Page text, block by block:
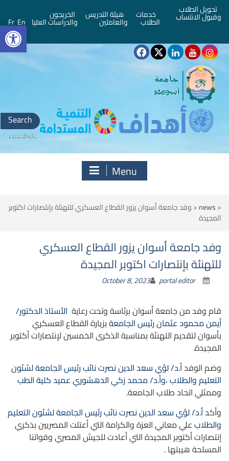
تحويل الطلاب
وقبول الانتساب خدمات
الطلاب
هيئة التدريس
والعاملين
الخريجون
والدراسات العليا En
Fr
Search
for:
Menu
<
news
<وفد جامعة أسوان يزور القطاع العسكري للتهنئة بإنتصارات اكتوبر
المجيدة
وفد جامعة أسوان يزور القطاع العسكري
للتهنئة بإنتصارات اكتوبر المجيدة
October 8, 2023 portal editor
قام وفد من جامعة أسوان برئاسة وتحت رعاية الأستاذ الدكتور/
أيمن محمود عثمان رئيس الجامعةبزيارة القطاع العسكري
بأسوان لتقديم التهنئة بمناسبة الذكرى الخمسين لإنتصارات أكتوبر
المجيدة.
وضم الوفدأ.د/ لؤي سعد الدين نصرت نائب رئيس الجامعة لشئون
التعليم والطلاب ،وأ.د/ محمد زكي الدهشوري عميد كلية الطب
وممثلي اتحاد طلاب الجامعة.
وأكدأ.د/ لؤي سعد الدين نصرت نائب رئيس الجامعة لشئون التعليم
والطلابعلي معاني العزة والكرامة التي أعتلت المصريين بذكري
إنتصارات أكتوبر المجيدة التي أعادت للجيش المصري وقواتنا
المسلحة هيبتها .